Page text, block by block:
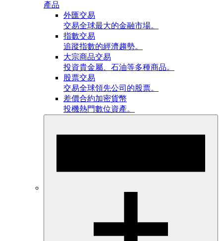
產品
外匯交易
交易全球最大的金融市場。
指數交易
追蹤指數的經濟趨勢。
大宗商品交易
投資貴金屬、石油等多種商品。
股票交易
交易全球領先公司的股票。
差價合約加密貨幣
投機熱門數位資產。